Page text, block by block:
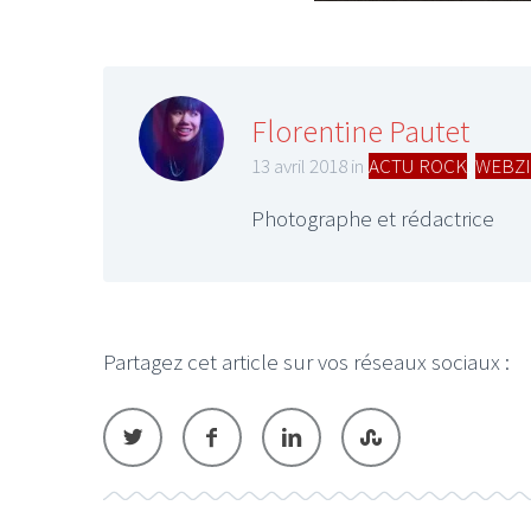
Florentine Pautet
13 avril 2018 in ACTU ROCK
Photographe et rédactrice
Partagez cet article sur vos réseaux sociaux :
LE GROS RIFFIFI
LE GROS RIFFIFI –
LE GROS RIFFIFI
LE